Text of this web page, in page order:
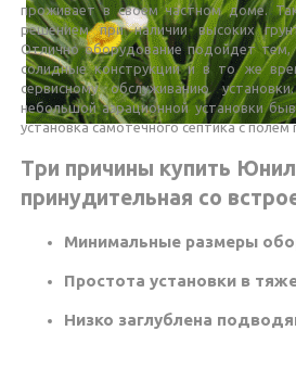
проживает в своем частном доме.
решением при наличии высоких
Отлично оборудование подойдет тем,
солидные конструкции и в то же
сервисному обслуживанию
небольшой аэрационной установки
установка самотечного септика с
Три причины купить
принудительная со
Минимальные размеры
Простота установки в
Низко заглублена